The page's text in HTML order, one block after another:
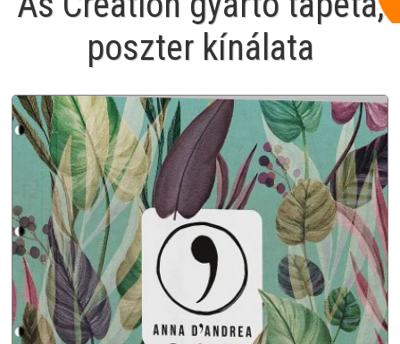
poszter kínálata